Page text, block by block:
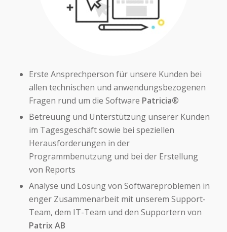
Erste Ansprechperson für unsere Kunden bei
allen technischen und anwendungsbezogenen
Fragen rund um die Software Patricia®
Betreuung und Unterstützung unserer Kunden
im Tagesgeschäft sowie bei speziellen
Herausforderungen in der
Programmbenutzung und bei der Erstellung
von Reports
Analyse und Lösung von Softwareproblemen in
enger Zusammenarbeit mit unserem Support-
Team, dem IT-Team und den Supportern von
Patrix AB